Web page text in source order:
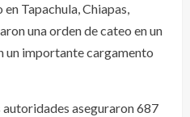
Tapachula, Chiapas,
una orden de cateo en un
un importante cargamento
aseguraron 687